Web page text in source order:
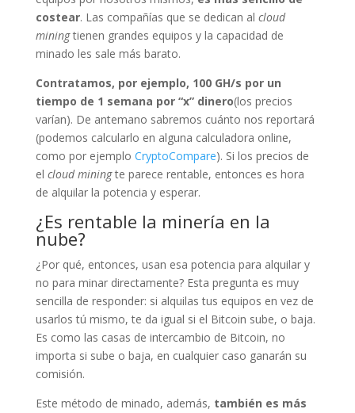
costear. Las compañías que se dedican al cloud
miningtienen grandes equipos y la capacidad de
minado les sale más barato.
Contratamos, por ejemplo, 100 GH/s por un
tiempo de 1 semana por “x” dinero(los precios
varían). De antemano sabremos cuánto nos reportará
(podemos calcularlo en alguna calculadora online,
como por ejemplo CryptoCompare). Si los precios de
el cloud miningte parece rentable, entonces es hora
de alquilar la potencia y esperar.
¿Es rentable la minería en la
nube?
¿Por qué, entonces, usan esa potencia para alquilar y
no para minar directamente? Esta pregunta es muy
sencilla de responder: si alquilas tus equipos en vez de
usarlos tú mismo, te da igual si el Bitcoin sube, o baja.
Es como las casas de intercambio de Bitcoin, no
importa si sube o baja, en cualquier caso ganarán su
comisión.
Este método de minado, además, también es más